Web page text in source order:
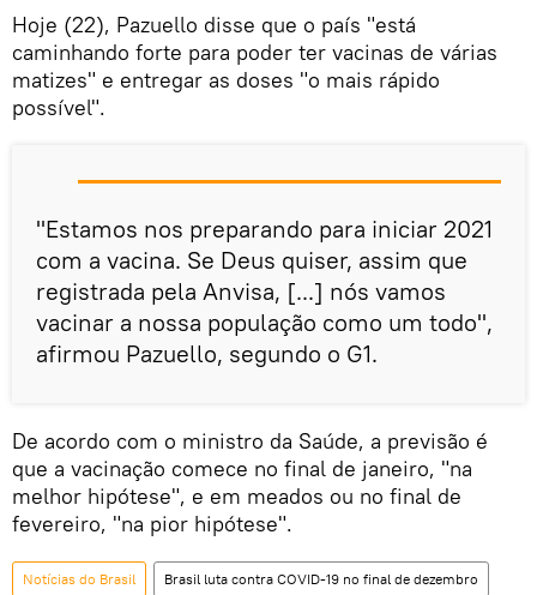
Hoje (22), Pazuello disse que o país "está
caminhando forte para poder ter vacinas de várias
matizes" e entregar as doses "o mais rápido
possível".
"Estamos nos preparando para iniciar 2021
com a vacina. Se Deus quiser, assim que
registrada pela Anvisa, [...] nós vamos
vacinar a nossa população como um todo",
afirmou Pazuello, segundo o G1.
De acordo com o ministro da Saúde, a previsão é
que a vacinação comece no final de janeiro, "na
melhor hipótese", e em meados ou no final de
fevereiro, "na pior hipótese".
Notícias do Brasil Brasil luta contra COVID-19 no final de dezembro